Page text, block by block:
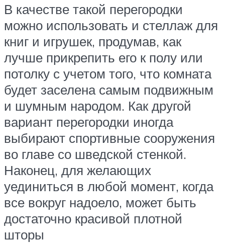
В качестве такой перегородки
можно использовать и стеллаж для
книг и игрушек, продумав, как
лучше прикрепить его к полу или
потолку с учетом того, что комната
будет заселена самым подвижным
и шумным народом. Как другой
вариант перегородки иногда
выбирают спортивные сооружения
во главе со шведской стенкой.
Наконец, для желающих
уединиться в любой момент, когда
все вокруг надоело, может быть
достаточно красивой плотной
шторы